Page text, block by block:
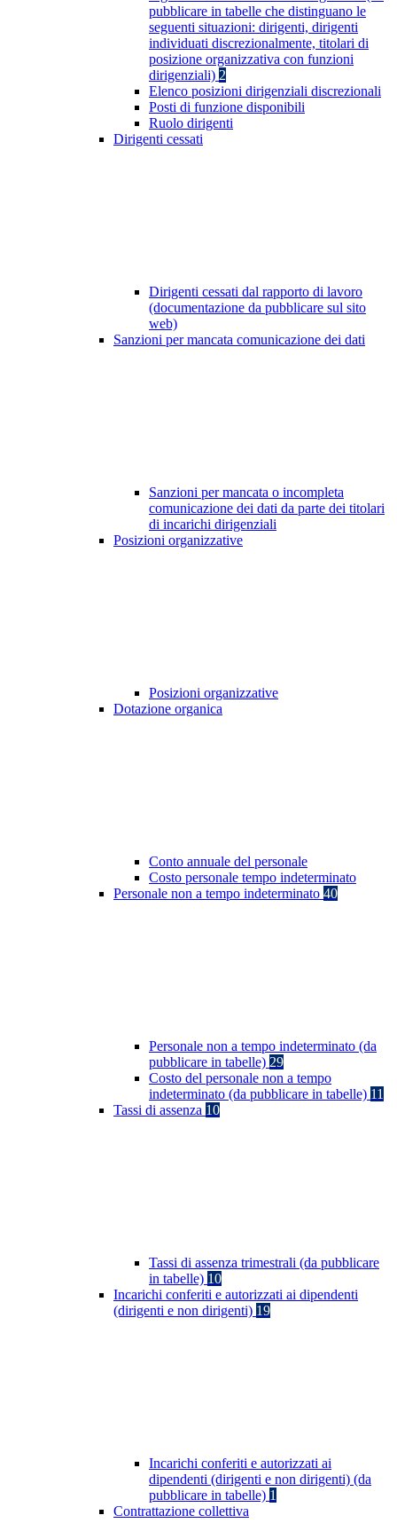
pubblicare in tabelle che distinguano le
seguenti situazioni: dirigenti, dirigenti
individuati discrezionalmente, titolari di
posizione organizzativa con funzioni
dirigenziali) 2
Elenco posizioni dirigenziali discrezionali
Posti di funzione disponibili
Ruolo dirigenti
Dirigenti cessati
Dirigenti cessati dal rapporto di lavoro
(documentazione da pubblicare sul sito
web)
Sanzioni per mancata comunicazione dei dati
Sanzioni per mancata o incompleta
comunicazione dei dati da parte dei titolari
di incarichi dirigenziali
Posizioni organizzative
Posizioni organizzative
Dotazione organica
Conto annuale del personale
Costo personale tempo indeterminato
Personale non a tempo indeterminato 40
Personale non a tempo indeterminato (da
pubblicare in tabelle) 29
Costo del personale non a tempo
indeterminato (da pubblicare in tabelle) 11
Tassi di assenza 10
Tassi di assenza trimestrali (da pubblicare
in tabelle) 10
Incarichi conferiti e autorizzati ai dipendenti
(dirigenti e non dirigenti) 19
Incarichi conferiti e autorizzati ai
dipendenti (dirigenti e non dirigenti) (da
pubblicare in tabelle) 1
Contrattazione collettiva